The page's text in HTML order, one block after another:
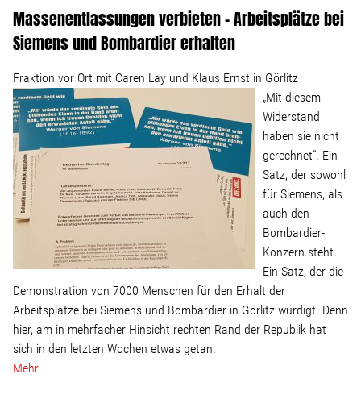
Massenentlassungen verbieten – Arbeitsplätze bei
Siemens und Bombardier erhalten
Fraktion vor Ort mit Caren Lay und Klaus Ernst in Görlitz
„Mit diesem
Widerstand
haben sie nicht
gerechnet“. Ein
Satz, der sowohl
für Siemens, als
auch den
Bombardier-
Konzern steht.
Ein Satz, der die
Demonstration von 7000 Menschen für den Erhalt der
Arbeitsplätze bei Siemens und Bombardier in Görlitz würdigt. Denn
hier, am in mehrfacher Hinsicht rechten Rand der Republik hat
sich in den letzten Wochen etwas getan.
Mehr